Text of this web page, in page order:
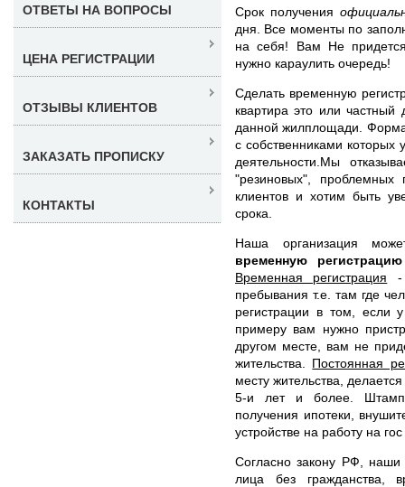
Срок получения
дня. Все моменты по
на себя! Вам Не
нужно караулить очередь!
Сделать временную
квартира это или частный
данной жилплощади.
с собственниками
деятельности.Мы
"резиновых",
клиентов и хотим быть
срока.
Наша организация
временную
Временная регистрация -
пребывания т.е. там где
регистрации в том, если
примеру вам нужно
другом месте, вам не
жительства. Постоянная
месту жительства,
5-и лет и более. Штамп
получения ипотеки,
устройстве на работу на
Согласно закону РФ, наши
лица без гражданства,
ОТВЕТЫ НА ВОПРОСЫ
ЦЕНА РЕГИСТРАЦИИ
ОТЗЫВЫ КЛИЕНТОВ
ЗАКАЗАТЬ ПРОПИСКУ
КОНТАКТЫ